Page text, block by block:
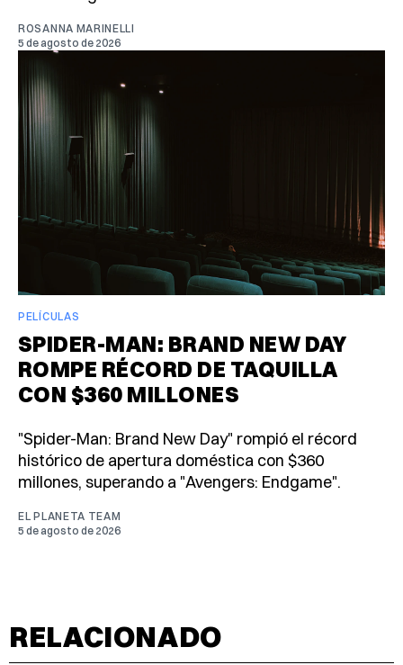
ROSANNA MARINELLI
5 de agosto de 2026
PELÍCULAS
SPIDER-MAN: BRAND NEW DAY
ROMPE RÉCORD DE TAQUILLA
CON $360 MILLONES
"Spider-Man: Brand New Day" rompió el récord
histórico de apertura doméstica con $360
millones, superando a "Avengers: Endgame".
EL PLANETA TEAM
5 de agosto de 2026
RELACIONADO